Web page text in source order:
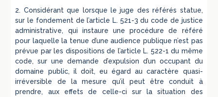
2. Considérant que lorsque le juge des référés statue,
sur le fondement de l’article L. 521-3 du code de justice
administrative, qui instaure une procédure de référé
pour laquelle la tenue d’une audience publique n’est pas
prévue par les dispositions de l’article L. 522-1 du même
code, sur une demande d’expulsion d’un occupant du
domaine public, il doit, eu égard au caractère quasi-
irréversible de la mesure qu’il peut être conduit à
prendre, aux effets de celle-ci sur la situation des